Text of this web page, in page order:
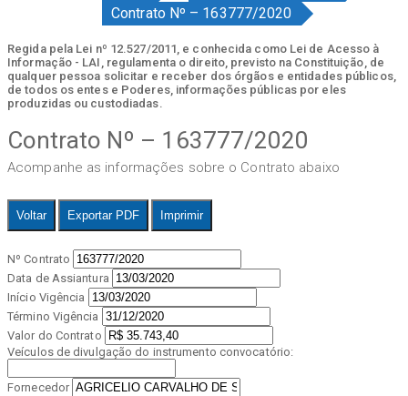
Contrato Nº – 163777/2020
Regida pela Lei nº 12.527/2011, e conhecida como Lei de Acesso à
Informação - LAI, regulamenta o direito, previsto na Constituição, de
qualquer pessoa solicitar e receber dos órgãos e entidades públicos,
de todos os entes e Poderes, informações públicas por eles
produzidas ou custodiadas.
Contrato Nº – 163777/2020
Acompanhe as informações sobre o Contrato abaixo
Voltar Exportar PDF Imprimir
Nº Contrato
Data de Assiantura
Início Vigência
Término Vigência
Valor do Contrato
Veículos de divulgação do instrumento convocatório:
Fornecedor